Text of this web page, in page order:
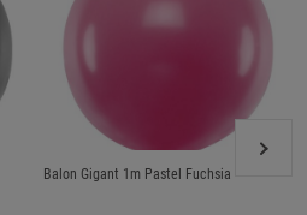
Balon Gigant 1m Pastel Fuchsia